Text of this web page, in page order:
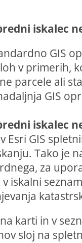
iskalec
GIS
v primerih,
parcele ali
GIS
iskalec
GIS
Tako je
za
iskalni
karti in v
sloj na